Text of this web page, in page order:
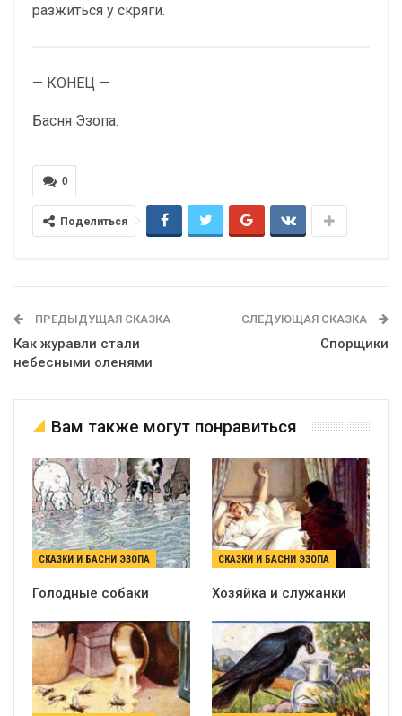
разжиться у скряги.
— КОНЕЦ —
Басня Эзопа.
0
Поделиться
ПРЕДЫДУЩАЯ СКАЗКА
Как журавли стали
небесными оленями
СЛЕДУЮЩАЯ СКАЗКА
Спорщики
Вам также могут понравиться
СКАЗКИ И БАСНИ ЭЗОПА
Голодные собаки
СКАЗКИ И БАСНИ ЭЗОПА
Хозяйка и служанки